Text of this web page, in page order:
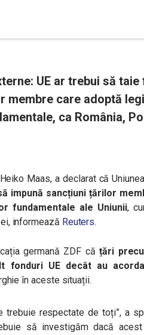
UE ar trebui să
membre care adoptă
ca România,
Maas, a declarat că
impună sancțiuni țărilor
fundamentale ale Uniunii,
informează Reuters.
germană ZDF cățări
fonduri UE decât au
în aceste situații.
trebuie respectate de toți”, a
să investigăm dacă